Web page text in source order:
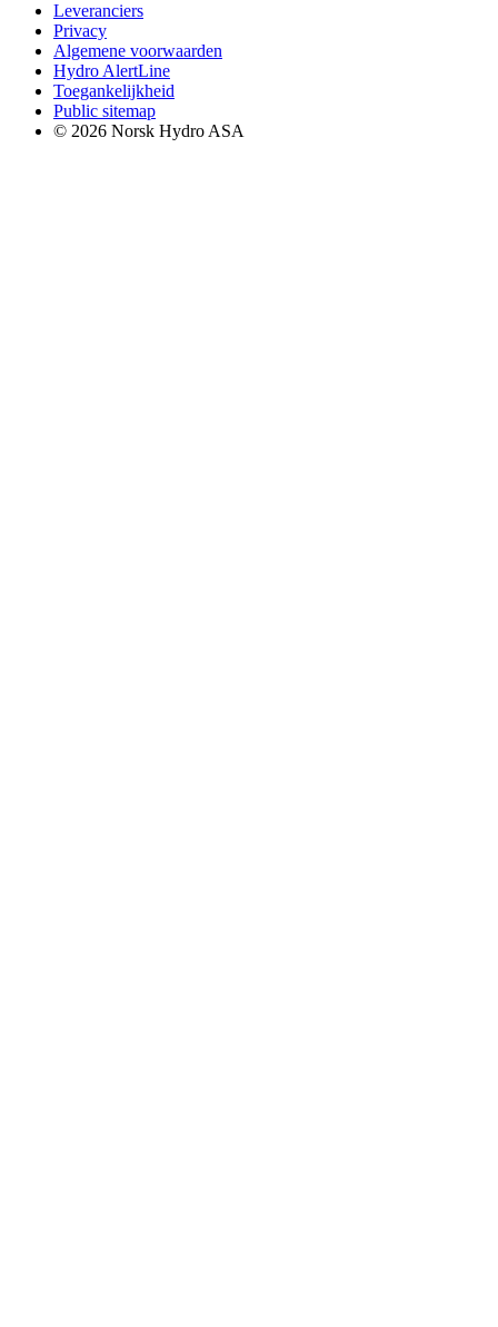
Leveranciers
Privacy
Algemene voorwaarden
Hydro AlertLine
Toegankelijkheid
Public sitemap
© 2026 Norsk Hydro ASA